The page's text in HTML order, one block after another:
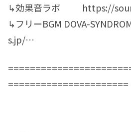
↳効果音ラボ https://
↳フリーBGM DOVA-
s.jp/​​​​​​​​​​​​​​​​​​​…
======================